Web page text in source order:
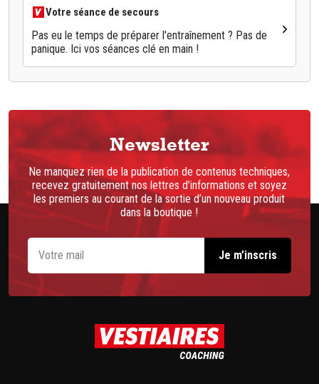
Votre séance de secours
Pas eu le temps de préparer l'entraînement ? Pas de
panique. Ici vos séances clé en main !
Newsletter
Ne manquez rien de la publication de contenus techniques,
recevez gratuitement nos lettres d’informations et soyez
les premiers au courant de la sortie d’un nouveau produit
dans la boutique !